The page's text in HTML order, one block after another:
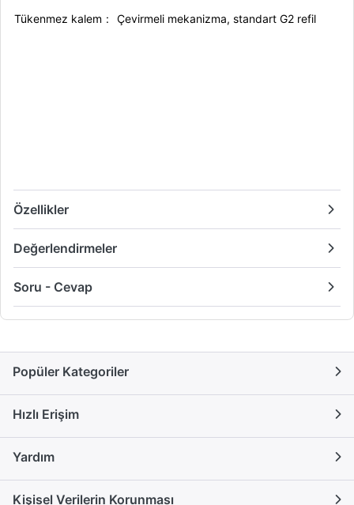
Tükenmez kalem : Çevirmeli mekanizma, standart G2 refil
Özellikler
Değerlendirmeler
Soru - Cevap
Popüler Kategoriler
Hızlı Erişim
Yardım
Kişisel Verilerin Korunması